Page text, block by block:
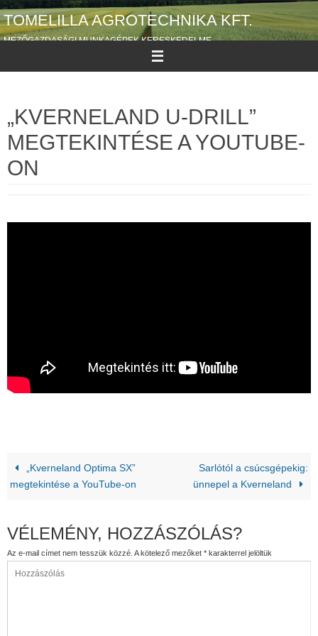
Megszakítás
TOMELILLA AGROTECHNIKA KFT.
MEZŐGAZDASÁGI MUNKAGÉPEK KERESKEDELME
„KVERNELAND U-DRILL”
MEGTEKINTÉSE A YOUTUBE-
ON
„Kverneland Optima SX”
megtekintése a YouTube-on
Sarlótól a csúcsgépekig:
ünnepel a Kverneland
VÉLEMÉNY, HOZZÁSZÓLÁS?
Az e-mail címet nem tesszük közzé. A kötelező mezőket * karakterrel jelöltük